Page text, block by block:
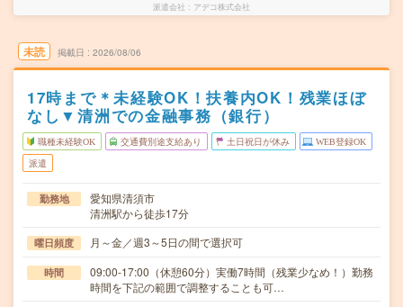
派遣会社 アデコ株式会社
未読 掲載日 2026/08/06
17時まで＊未経験OK！扶養内OK！残業ほぼ
なし▼清洲での金融事務（銀行）
職種未経験OK 交通費別途支給あり 土日祝日が休み WEB登録OK
派遣
勤務地
愛知県清須市
清洲駅から徒歩17分
曜日頻度 月～金／週3～5日の間で選択可
時間
09:00-17:00（休憩60分）実働7時間（残業少なめ！）勤務
時間を下記の範囲で調整することも可…